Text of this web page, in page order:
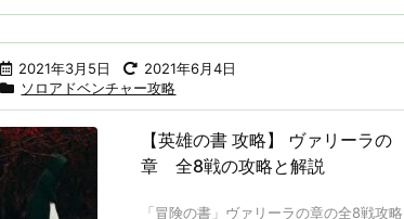
2021年3月5日
2021年6月4日
ソロアドベンチャー攻略
【英雄の書 攻略】 ヴァリーラの
章 全8戦の攻略と解説
「冒険の書」ヴァリーラの章の全8戦攻略